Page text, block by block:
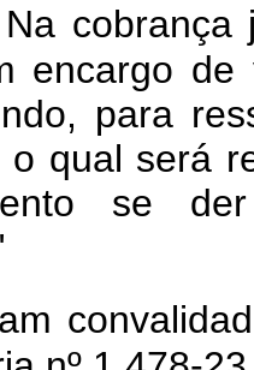
cobrança
encargo
para
o qual será
se